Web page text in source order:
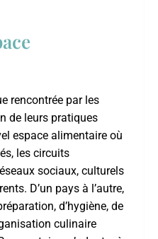
rencontrée par les
de leurs pratiques
espace alimentaire où
les circuits
sociaux, culturels
D’un pays à l’autre,
d’hygiène, de
culinaire